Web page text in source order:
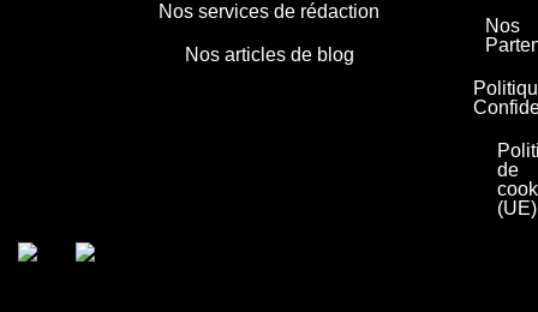
Nos services de rédaction
Nos articles de blog
Nos
de
(UE)